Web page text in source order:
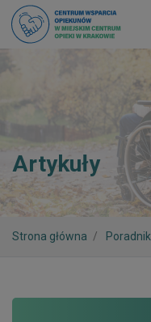
Artykuły
Strona główna Poradnik